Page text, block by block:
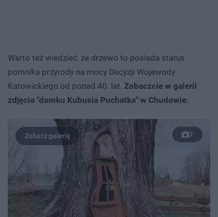
Warto też wiedzieć, że drzewo to posiada status
pomnika przyrody na mocy Decyzji Wojewody
Katowickiego od ponad 40. lat. Zobaczcie w galerii
zdjęcia "domku Kubusia Puchatka" w Chudowie.
7